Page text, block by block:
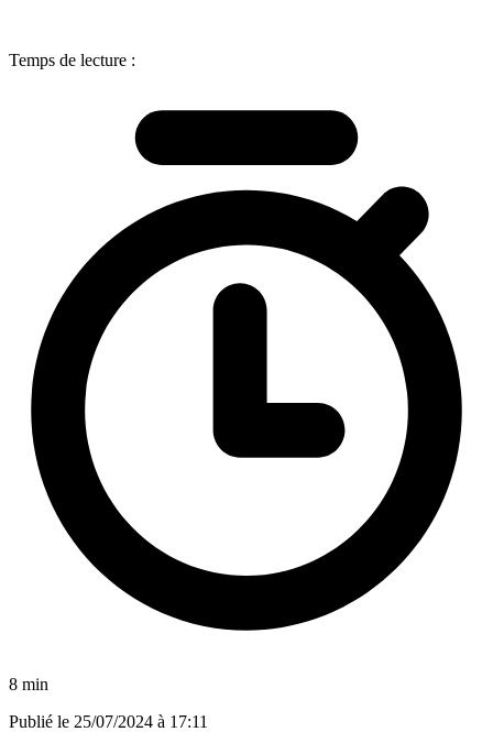
Temps de lecture :
8 min
Publié le 25/07/2024 à 17:11